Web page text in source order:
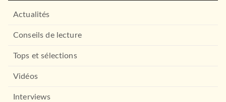
Actualités
Conseils de lecture
Tops et sélections
Vidéos
Interviews